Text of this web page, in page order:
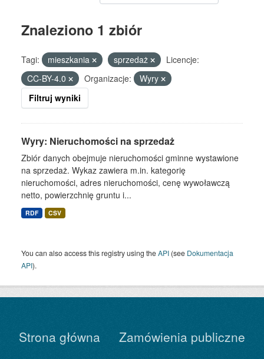
Znaleziono 1 zbiór
Tagi: mieszkania sprzedaż
Licencje:
CC-BY-4.0
Organizacje:
Wyry
Filtruj wyniki
Wyry: Nieruchomości na sprzedaż
Zbiór danych obejmuje nieruchomości gminne wystawione
na sprzedaż. Wykaz zawiera m.in. kategorię
nieruchomości, adres nieruchomości, cenę wywoławczą
netto, powierzchnię gruntu i...
RDF CSV
You can also access this registry using theAPI (see Dokumentacja
API).
Strona główna
Zamówienia publiczne